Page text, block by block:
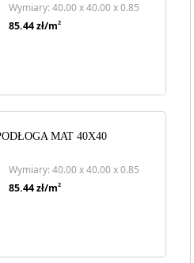
Wymiary: 40.00 x 40.00 x 0.85
85.44zł/m2
MAT 40X40
Wymiary: 40.00 x 40.00 x 0.85
85.44zł/m2